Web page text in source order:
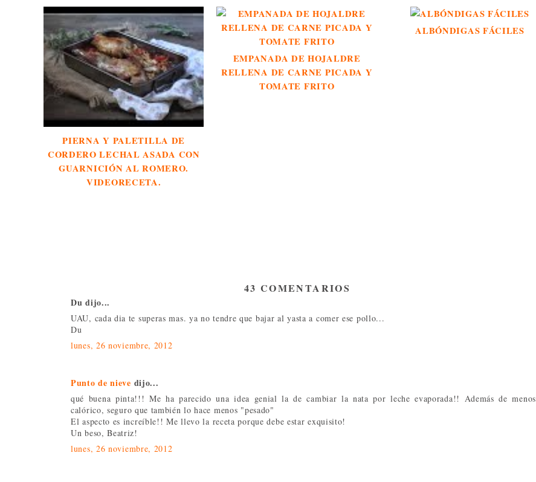
PIERNA Y PALETILLA DE
CORDERO LECHAL ASADA CON
GUARNICIÓN AL ROMERO.
VIDEORECETA.
EMPANADA DE HOJALDRE
RELLENA DE CARNE PICADA Y
TOMATE FRITO
ALBÓNDIGAS FÁCILES
43 COMENTARIOS
Du dijo...
UAU, cada dia te superas mas. ya no tendre que bajar al yasta a comer ese pollo...
Du
lunes, 26 noviembre, 2012
Punto de nieve dijo...
qué buena pinta!!! Me ha parecido una idea genial la de cambiar la nata por leche evaporada!! Además de menos
calórico, seguro que también lo hace menos "pesado"
El aspecto es increíble!! Me llevo la receta porque debe estar exquisito!
Un beso, Beatriz!
lunes, 26 noviembre, 2012